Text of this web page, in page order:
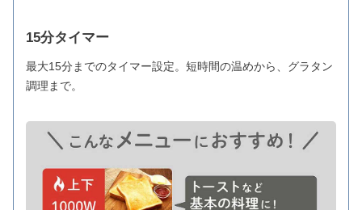
15分タイマー
最大15分までのタイマー設定。短時間の温めから、グラタン
調理まで。